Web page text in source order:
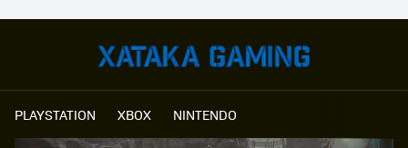
PLAYSTATION XBOX NINTENDO